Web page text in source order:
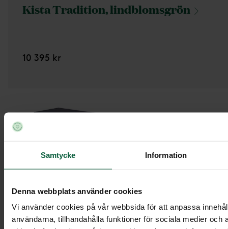
Samtycke Information
Denna webbplats använder cookies
Vi använder cookies på vår webbsida för att anpassa
användarna, tillhandahålla funktioner för sociala medier och
Kista Tradition,lindblomsgrön
10 395 kr